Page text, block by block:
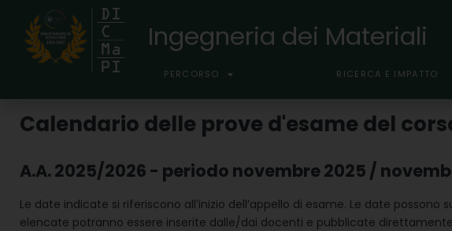
Ingegneria dei Materiali
PERCORSO RICERCA E IMPATTO
Calendario delle prove d'esame del
A.A. 2025/2026 - periodo novembre 2025 /
Le date indicate si riferiscono all’inizio dell’appello di esame. Le date
elencate potranno essere inserite dalle/dai docenti e pubblicate